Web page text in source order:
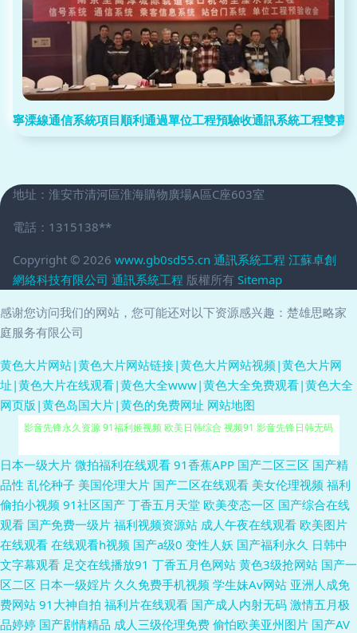
寧溧線通信系統項目順利通過單位工程預驗收通訊系統工程雙喜
地址：淮安市清河區淮海購物廣場A區C座603室
電話：1315138**
Copyright © 2026 www.gb0sd55.cn 通訊系統工程 江蘇卓創
網絡科技有限公司 通訊系統工程 版權所有 Sitemap
感谢您访问我们的网站，您可能还对以下资源感兴趣：楚雄思略家
庭服务有限公司
黄色大片网站|黄色大片网站链接|黄色大片网站视频|黄色大片网
址|黄色大片在线观看|黄色大全www|黄色大全免费观看|黄色大全
网页版|黄色岛国大片|黄色的免费网址 网站地图
影音先锋永久资源 91福利姬视频 欧美日韩综合 视频91 影音先锋日韩无码
人 91色超碰人人 国产精品久久禁 蜜桃一区二区亚洲 一本道色婷婷 91视频在
线观看免费大全 精品www 性午夜京东性 91论坛视频 东方AV凹凸资源日站
成人岛国搬运工 狼友91视频 精品人妻中文字幕专区 一区二区成人美日本 91
最新在线观看视频在线 老司机精品 国产精品资源 老湿机肏屄 国产精品嫖妓
日本一级大片 微拍福利在线观看 91香蕉APP 国产二区三区 国产精
品性 乱伦种子 美国伦理大片 国产二区在线观看 美女伦理视频 福利
偷拍小视频 91社区国产 丁香五月天堂 欧美变态一区 国产综合在线
观看 国产免费一级片 福利视频资源站 成人午夜在线观看 欧美图片
在线观看 在线观看h视频 国产a级0 变性人妖 国产福利永久 日韩中
文字幕观看 足交在线播放91 丁香五月色网站 黄色3级抢网站 国产一
区二区 日本一级婬片 久久免费手机视频 学生妹Av网站 亚洲人成免
费网站 91大神自拍 福利片在线观看 国产成人内射无码 激情五月极
品婷婷 国产剧情精品 成人三级伦理免费 偷怕欧美亚州图片 国产AV